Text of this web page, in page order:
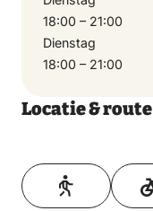
18:00 – 21:00
Dienstag
18:00 – 21:00
Locatie & route